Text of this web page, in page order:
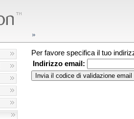
Per favore specifica il tuo
Indirizzo email: